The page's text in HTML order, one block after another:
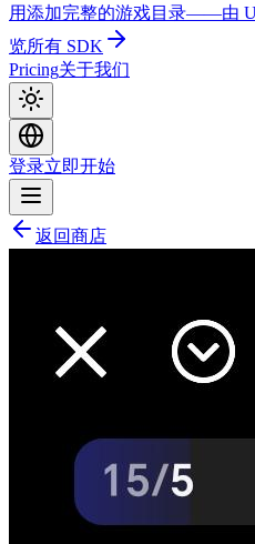
用添加完整的游戏目录——由
览所有 SDK
Pricing关于我们
登录立即开始
返回商店